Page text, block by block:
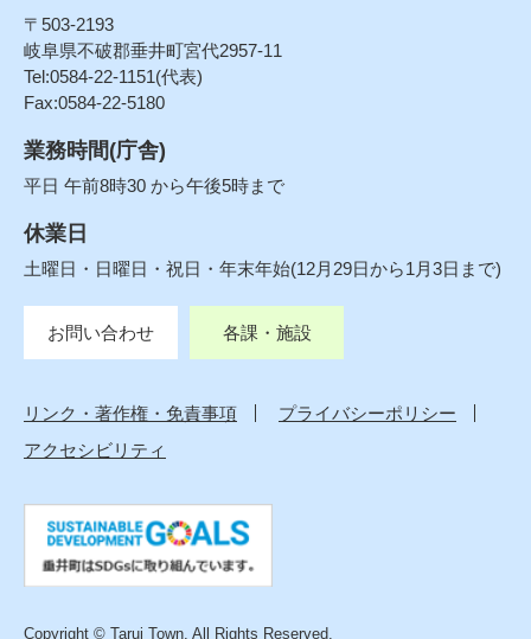
〒503-2193
岐阜県不破郡垂井町宮代2957-11
Tel:0584-22-1151(代表)
Fax:0584-22-5180
業務時間(庁舎)
平日 午前8時30 から午後5時まで
休業日
土曜日・日曜日・祝日・年末年始(12月29日から1月3日まで)
お問い合わせ 各課・施設
リンク・著作権・免責事項
プライバシーポリシー
アクセシビリティ
Copyright © Tarui Town. All Rights Reserved.